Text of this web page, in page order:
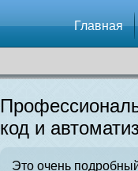
Главная
код и
Это очень